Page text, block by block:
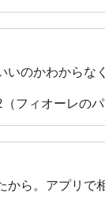
のかわからな
フィオーレのパ
ら。アプリで